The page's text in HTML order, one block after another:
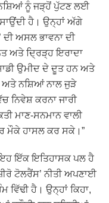
ਨਸ਼ਿਆਂ ਨੂੰ ਜੜ੍ਹੋਂ ਪੁੱਟਣ ਲਈ
ਹੈ। ਉਨ੍ਹਾਂ ਅੱਗੇ
ਦੀ ਅਸਲ ਭਾਵਨਾ ਦੀ
ਅਤੇ ਦ੍ਰਿੜ੍ਹ ਇਰਾਦਾ
ਉਮੀਦ ਦੇ ਦੂਤ ਹਨ ਅਤੇ
ਅਤੇ ਨਸ਼ਿਆਂ ਨਾਲ ਜੁੜੇ
ਨਿਵੇਸ਼ ਕਰਨਾ ਜਾਰੀ
ਮਾਣ-ਸਨਮਾਨ ਵਾਲੀ
ਮੌਕੇ ਹਾਸਲ ਕਰ ਸਕੇ।”
ਇਹ ਇੱਕ ਇਤਿਹਾਸਕ ਪਲ ਹੈ
ਟੋਲਰੈਂਸ’ ਨੀਤੀ ਅਪਣਾਈ
ਹੈ। ਉਨ੍ਹਾਂ ਕਿਹਾ,